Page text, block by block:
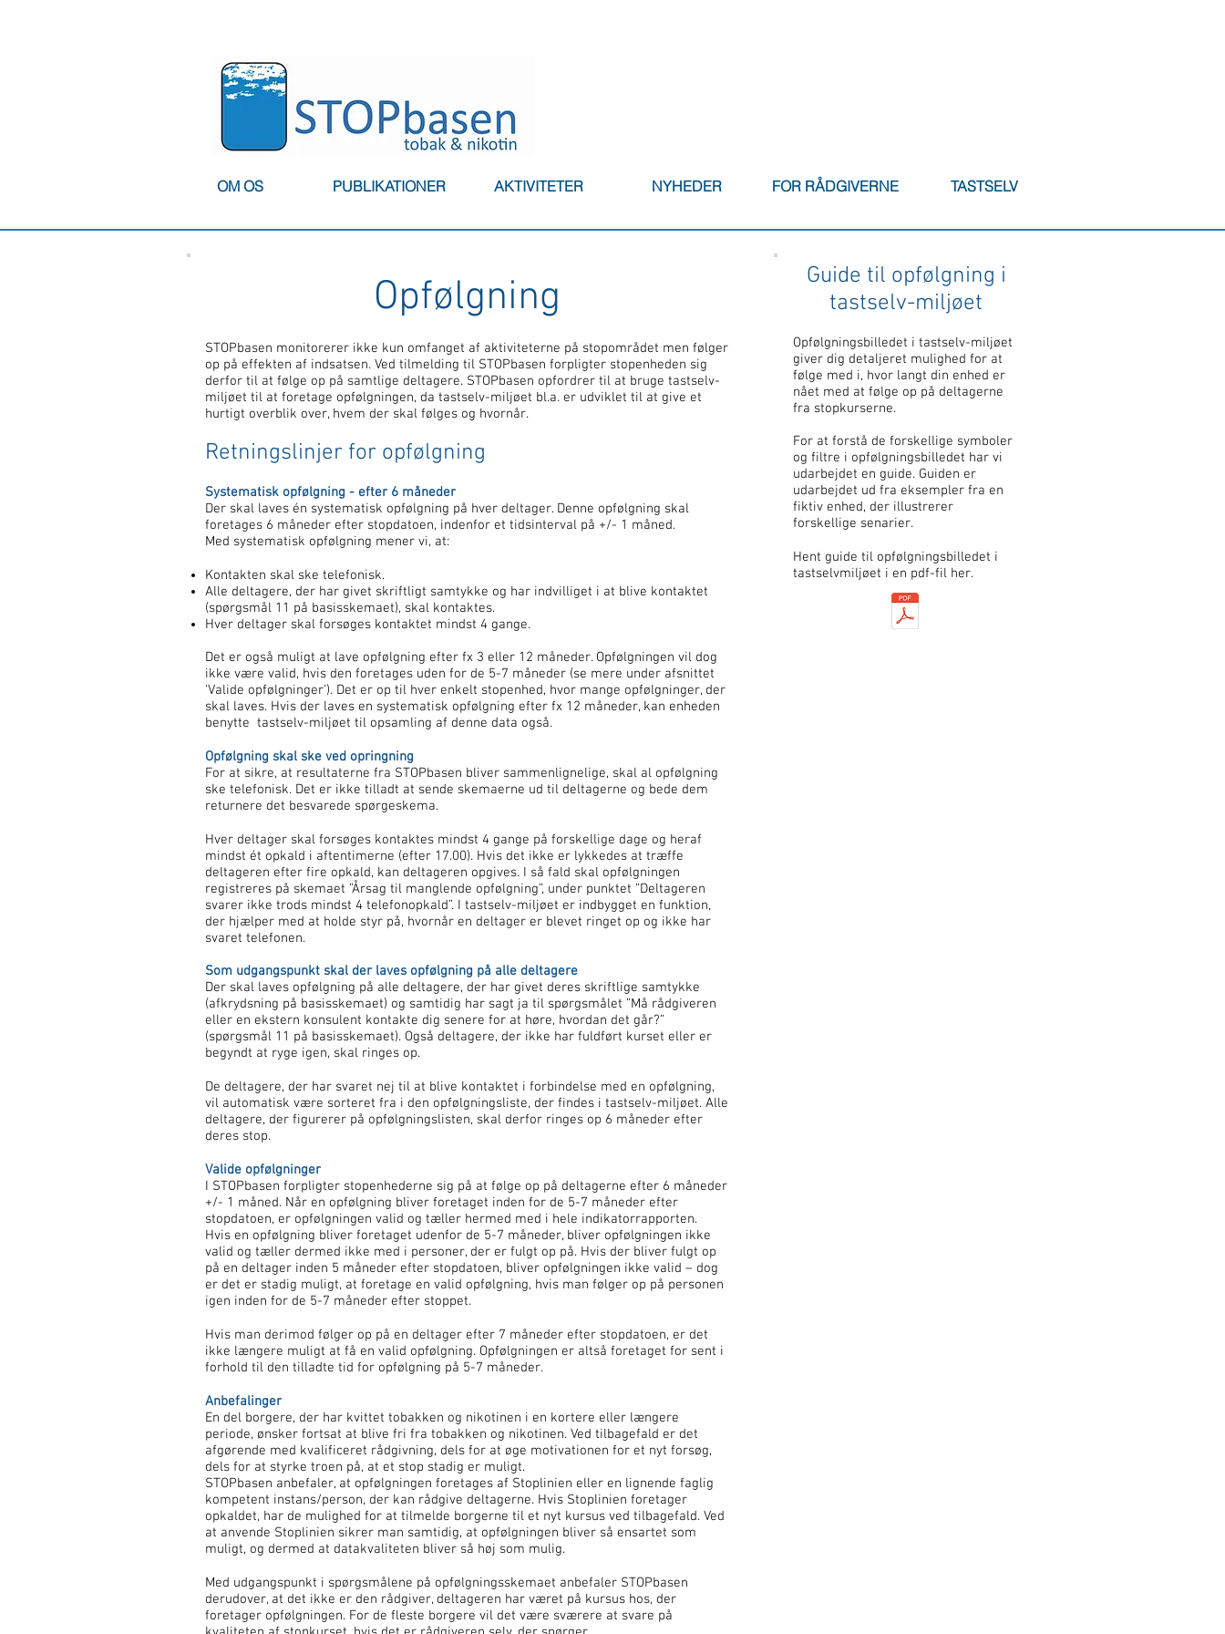
OM OS PUBLIKATIONER AKTIVITETER NYHEDER FOR RÅDGIVERNE TASTSELV
Opfølgning
STOPbasen monitorerer ikke kun omfanget af aktiviteterne på stopområdet men følger
op på effekten af indsatsen. Ved tilmelding til STOPbasen forpligter stopenheden sig
derfor til at følge op på samtlige deltagere. STOPbasen opfordrer til at bruge tastselv-
miljøet til at foretage opfølgningen, da tastselv-miljøet bl.a. er udviklet til at give et
hurtigt overblik over, hvem der skal følges og hvornår.
Retningslinjer for opfølgning
Systematisk opfølgning - efter 6 måneder
Der skal laves én systematisk opfølgning på hver deltager. Denne opfølgning skal
foretages 6 måneder efter stopdatoen, indenfor et tidsinterval på +/- 1 måned.
Med systematisk opfølgning mener vi, at:
Kontakten skal ske telefonisk.
Alle deltagere, der har givet skriftligt samtykke og har indvilliget i at blive kontaktet
(spørgsmål 11 på basisskemaet), skal kontaktes.
Hver deltager skal forsøges kontaktet mindst 4 gange.
Det er også muligt at lave opfølgning efter fx 3 eller 12 måneder. Opfølgningen vil dog
ikke være valid, hvis den foretages uden for de 5-7 måneder (se mere under afsnittet
‘Valide opfølgninger’). Det er op til hver enkel­t stop­enhed, hvor mange opfølgninger, der
skal laves. Hvis der laves en systematisk opfølgning efter fx 12 må­neder, kan enheden
benytte tastselv-miljøet til opsamling af denne data også.
Opfølgning skal ske ved opringning
For at sikre, at resultaterne fra STOPbasen bliver sammenlignelige, skal al opfølgning
ske telefonisk. Det er ikke tilladt at sende skemaerne ud til deltagerne og bede dem
returnere det besvarede spørgeskema.
Hver deltager skal forsøges kontaktes mindst 4 gange på forskellige dage og heraf
mindst ét opkald i aftentimerne (efter 17.00). Hvis det ikke er lykkedes at træffe
deltageren efter fire opkald, kan deltageren opgives. I så fald skal opfølgningen
registreres på skemaet ”Årsag til manglende opfølgning”, under punktet ”Deltageren
svarer ikke trods mindst 4 telefonopkald”. I tastselv-miljøet er indbygget en funktion,
der hjælper med at holde styr på, hvornår en deltager er blevet ringet op og ikke har
svaret telefonen.
Som udgangspunkt skal der laves opfølgning på alle deltagere
Der skal laves opfølgning på alle deltagere, der har givet deres skriftlige samtykke
(afkrydsning på basisskemaet) og samtidig har sagt ja til spørgsmålet ”Må rådgiveren
eller en ekstern konsulent kontakte dig senere for at høre, hvordan det går?”
(spørgsmål 11 på basisskemaet). Også deltagere, der ikke har fuldført kurset eller er
begyndt at ryge igen, skal ringes op.
De deltagere, der har svaret nej til at blive kontaktet i forbindelse med en opfølgning,
vil automatisk være sorteret fra i den opfølgningsliste, der findes i tastselv-miljøet. Alle
deltagere, der figurerer på opfølgningslisten, skal derfor ringes op 6 måneder efter
deres stop.
Valide opfølgninger
I STOPbasen forpligter stopenhederne sig på at følge op på deltagerne efter 6 måneder
+/- 1 måned. Når en opfølgning bliver foretaget inden for de 5-7 måneder efter
stopdatoen, er opfølgningen valid og tæller hermed med i hele indikatorrapporten.
Hvis en opfølgning bliver foretaget udenfor de 5-7 måneder, bliver opfølgningen ikke
valid og tæller dermed ikke med i personer, der er fulgt op på. Hvis der bliver fulgt op
på en deltager inden 5 måneder efter stopdatoen, bliver opfølgningen ikke valid – dog
er det er stadig muligt, at foretage en valid opfølgning, hvis man følger op på personen
igen inden for de 5-7 måneder efter stoppet.
Hvis man derimod følger op på en deltager efter 7 måneder efter stopdatoen, er det
ikke længere muligt at få en valid opfølgning. Opfølgningen er altså foretaget for sent i
forhold til den tilladte tid for opfølgning på 5-7 måneder.
Anbefalinger
En del borgere, der har kvittet tobakken og nikotinen i en kortere eller længere
periode, ønsker fortsat at blive fri fra tobakken og nikotinen. Ved tilbagefald er det
afgørende med kvalificeret rådgivning, dels for at øge motivationen for et nyt forsøg,
dels for at styrke troen på, at et stop stadig er muligt.
STOPbasen anbefaler, at opfølgningen foretages af Stoplinien eller en lignende faglig
kompetent instans/person, der kan rådgive deltagerne. Hvis Stoplinien foretager
opkaldet, har de mulighed for at tilmelde borgerne til et nyt kursus ved tilbagefald. Ved
at anvende Stoplinien sikrer man samtidig, at opfølgningen bliver så ensartet som
muligt, og dermed at datakvaliteten bliver så høj som mulig.
Med udgangspunkt i spørgsmålene på opfølgningsskemaet anbefaler STOPbasen
derudover, at det ikke er den rådgiver, deltageren har været på kursus hos, der
foretager opfølgningen. For de fleste borgere vil det være sværere at svare på
Guide til opfølgning i
tastselv-miljøet
Opfølgningsbilledet i tastselv-miljøet
giver dig detaljeret mulighed for at
følge med i, hvor langt din enhed er
nået med at følge op på deltagerne
fra stopkurserne.
For at forstå de forskellige symboler
og filtre i opfølgningsbilledet har vi
udarbejdet en guide. Guiden er
udarbejdet ud fra eksempler fra en
fiktiv enhed, der illustrerer
forskellige senarier.
Hent guide til opfølgningsbilledet i
tastselvmiljøet i en pdf-fil her.